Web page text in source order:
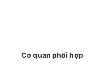
Cơ quan phối hợp